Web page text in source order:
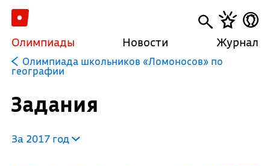
Олимпиады Новости Журнал
Олимпиада школьников «Ломоносов» по
географии
Задания
За 2017 год